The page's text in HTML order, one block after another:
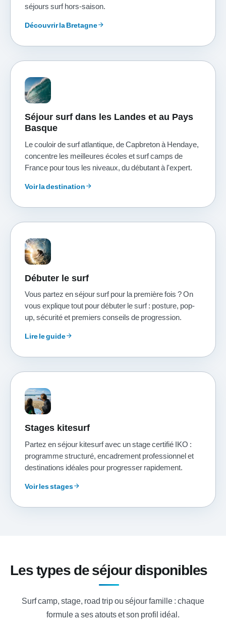
séjours surf hors-saison.
Découvrir la Bretagnearrow_forward
Séjour surf dans les Landes et au Pays
Basque
Le couloir de surf atlantique, de Capbreton à Hendaye,
concentre les meilleures écoles et surf camps de
France pour tous les niveaux, du débutant à l'expert.
Voir la destinationarrow_forward
Débuter le surf
Vous partez en séjour surf pour la première fois ? On
vous explique tout pour débuter le surf : posture, pop-
up, sécurité et premiers conseils de progression.
Lire le guidearrow_forward
Stages kitesurf
Partez en séjour kitesurf avec un stage certifié IKO :
programme structuré, encadrement professionnel et
destinations idéales pour progresser rapidement.
Voir les stagesarrow_forward
Les types de séjour disponibles
Surf camp, stage, road trip ou séjour famille : chaque
formule a ses atouts et son profil idéal.